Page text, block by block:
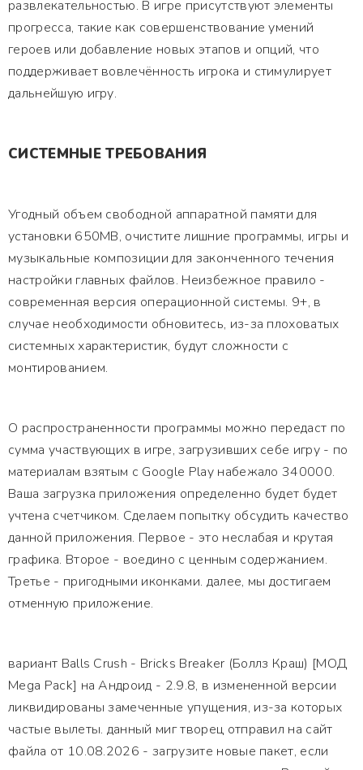
развлекательностью. В игре присутствуют элементы
прогресса, такие как совершенствование умений
героев или добавление новых этапов и опций, что
поддерживает вовлечённость игрока и стимулирует
дальнейшую игру.
СИСТЕМНЫЕ ТРЕБОВАНИЯ
Угодный объем свободной аппаратной памяти для
установки 650MB, очистите лишние программы, игры и
музыкальные композиции для законченного течения
настройки главных файлов. Неизбежное правило -
современная версия операционной системы. 9+, в
случае необходимости обновитесь, из-за плоховатых
системных характеристик, будут сложности с
монтированием.
О распространенности программы можно передаст по
сумма участвующих в игре, загрузивших себе игру - по
материалам взятым с Google Play набежало 340000.
Ваша загрузка приложения определенно будет будет
учтена счетчиком. Сделаем попытку обсудить качество
данной приложения. Первое - это неслабая и крутая
графика. Второе - воедино с ценным содержанием.
Третье - пригодными иконками. далее, мы достигаем
отменную приложение.
вариант Balls Crush - Bricks Breaker (Боллз Краш) [МОД
Mega Pack] на Андроид - 2.9.8, в измененной версии
ликвидированы замеченные упущения, из-за которых
частые вылеты. данный миг творец отправил на сайт
файла от 10.08.2026 - загрузите новые пакет, если